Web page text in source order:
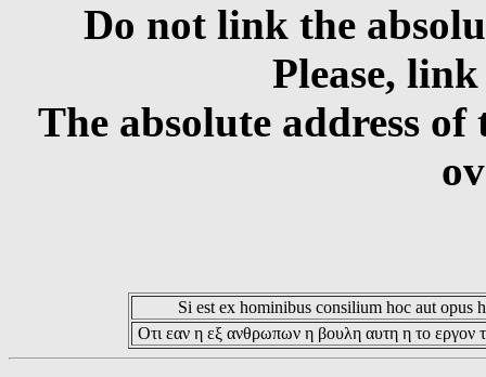
Do not link the
Please,
The absolute address
Si est ex hominibus consilium hoc aut opus
Οτι εαν η εξ ανθρωπων η βουλη αυτη η το εργον